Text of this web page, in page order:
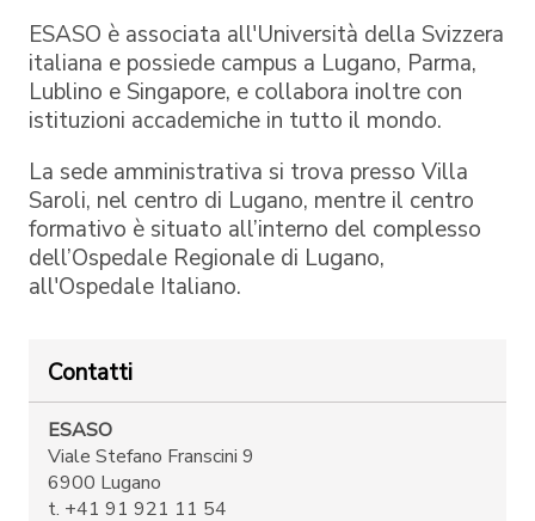
ESASO è associata all'Università della Svizzera
italiana e possiede campus a Lugano, Parma,
Lublino e Singapore, e collabora inoltre con
istituzioni accademiche in tutto il mondo.
La sede amministrativa si trova presso Villa
Saroli, nel centro di Lugano, mentre il centro
formativo è situato all’interno del complesso
dell’Ospedale Regionale di Lugano,
all'Ospedale Italiano.
Contatti
ESASO
Viale Stefano Franscini 9
6900 Lugano
t. +41 91 921 11 54